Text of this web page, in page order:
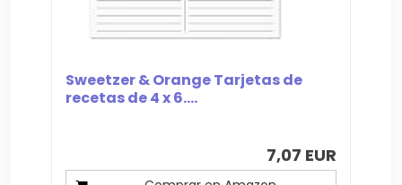
Sweetzer & Orange Tarjetas de
recetas de 4 x 6....
7,07 EUR